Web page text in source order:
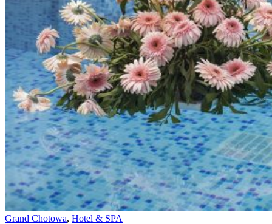
Categories:
Grand Chotowa, Hotel & SPA